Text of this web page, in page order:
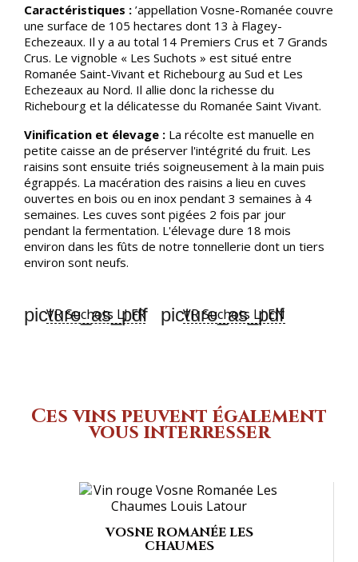
Caractéristiques : ’appellation Vosne-Romanée couvre
une surface de 105 hectares dont 13 à Flagey-
Echezeaux. Il y a au total 14 Premiers Crus et 7 Grands
Crus. Le vignoble « Les Suchots » est situé entre
Romanée Saint-Vivant et Richebourg au Sud et Les
Echezeaux au Nord. Il allie donc la richesse du
Richebourg et la délicatesse du Romanée Saint Vivant.
Vinification et élevage : La récolte est manuelle en
petite caisse an de préserver l'intégrité du fruit. Les
raisins sont ensuite triés soigneusement à la main puis
égrappés. La macération des raisins a lieu en cuves
ouvertes en bois ou en inox pendant 3 semaines à 4
semaines. Les cuves sont pigées 2 fois par jour
pendant la fermentation. L'élevage dure 18 mois
environ dans les fûts de notre tonnellerie dont un tiers
environ sont neufs.
picture_as_pdf
VR Suchots LJ FR picture_as_pdf
VR Suchots LJ EN
Ces vins peuvent également
vous interresser
VOSNE ROMANÉE LES
CHAUMES